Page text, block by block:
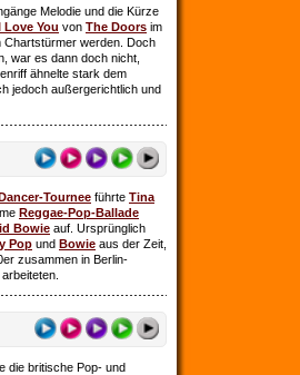
Melodie und die Kürze
Love You von The Doors im
Chartstürmer werden. Doch
war es dann doch nicht,
ähnelte stark dem
jedoch außergerichtlich und
Tournee führte Tina
Reggae-Pop-Ballade
Bowie auf. Ursprünglich
Pop und Bowie aus der Zeit,
zusammen in Berlin-
die britische Pop- und